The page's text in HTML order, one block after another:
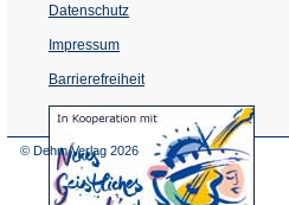
Datenschutz
Impressum
Barrierefreiheit
(Öffnet
in
© Dehm Verlag 2026